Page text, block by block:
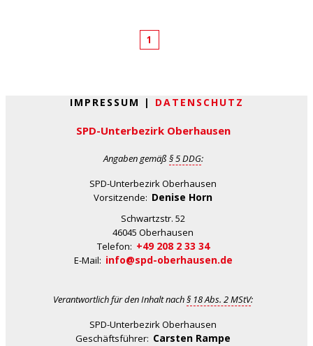
1
IMPRESSUM | DATENSCHUTZ
SPD-Unterbezirk Oberhausen
Angaben gemäß § 5 DDG:
SPD-Unterbezirk Oberhausen
Vorsitzende: Denise Horn
Schwartzstr. 52
46045 Oberhausen
Telefon: +49 208 2 33 34
E-Mail: info@spd-oberhausen.de
Verantwortlich für den Inhalt nach§ 18 Abs. 2 MStV:
SPD-Unterbezirk Oberhausen
Geschäftsführer: Carsten Rampe